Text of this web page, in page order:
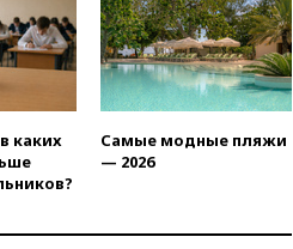
вчера, 21:35«Аэрофлот»
отменяет часть рейсов в Сочи
и Геленджик
вчера, 21:25Руслан Терновой
выиграл золото чемпионата
Европы в прыжках с 10-
метровой вышки
обращений о прекращении
каких
Самые модные пляжи
— 2026